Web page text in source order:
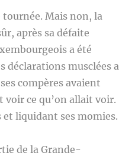
tournée. Mais non, la
après sa défaite
a été
déclarations musclées
compères avaient
voir ce qu’on allait voir.
liquidant ses momies.
de la Grande-